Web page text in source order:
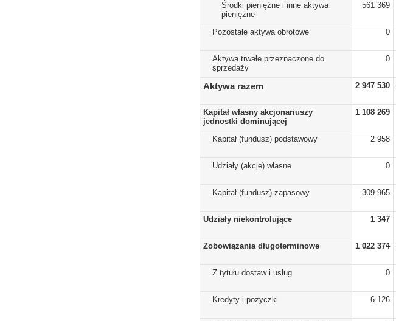
Środki pieniężne i inne aktywa
pieniężne
561 369
Pozostałe aktywa obrotowe 0
Aktywa trwałe przeznaczone do
sprzedaży
0
Aktywa razem 2 947 530
Kapitał własny akcjonariuszy
jednostki dominującej
1 108 269
Kapitał (fundusz) podstawowy 2 958
Udziały (akcje) własne 0
Kapitał (fundusz) zapasowy 309 965
Udziały niekontrolujące 1 347
Zobowiązania długoterminowe 1 022 374
Z tytułu dostaw i usług 0
Kredyty i pożyczki 6 126